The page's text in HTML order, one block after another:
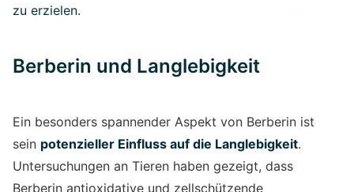
zu erzielen.
Berberin und Langlebigkeit
Ein besonders spannender Aspekt von Berberin ist
sein potenzieller Einfluss auf die Langlebigkeit.
Untersuchungen an Tieren haben gezeigt, dass
Berberin antioxidative und zellschützende